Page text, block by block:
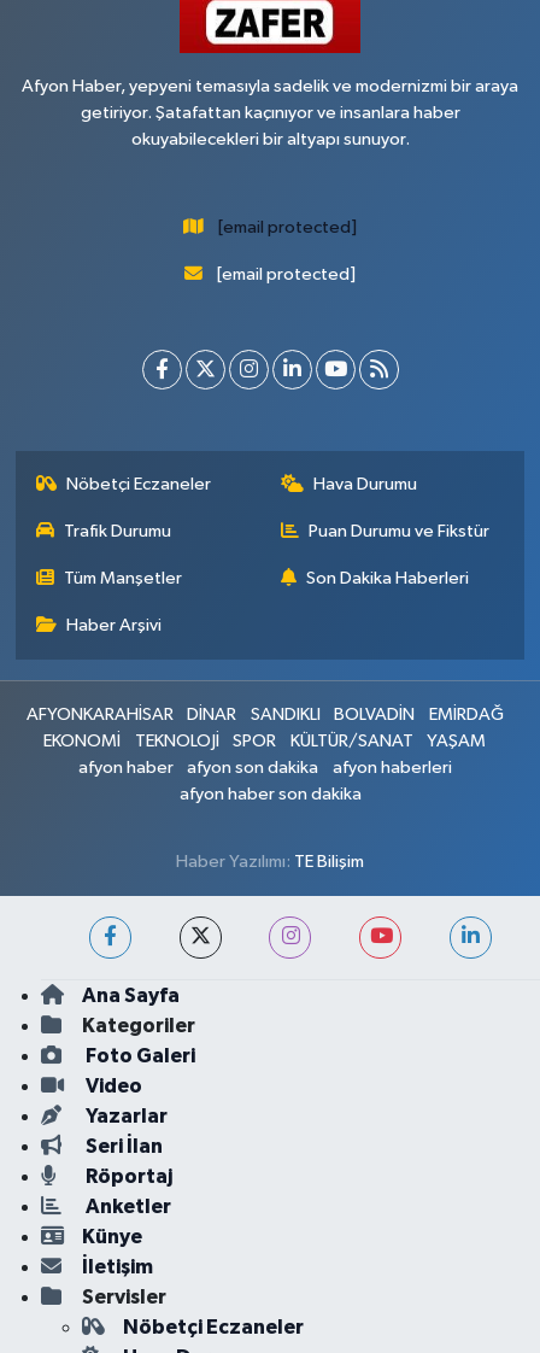
Afyon Haber, yepyeni temasıyla sadelik ve modernizmi bir araya
getiriyor. Şatafattan kaçınıyor ve insanlara haber
okuyabilecekleri bir altyapı sunuyor.
[email protected]
[email protected]
Nöbetçi Eczaneler Hava Durumu
Trafik Durumu Puan Durumu ve Fikstür
Tüm Manşetler Son Dakika Haberleri
Haber Arşivi
AFYONKARAHİSAR DİNAR SANDIKLI BOLVADİN
EMİRDAĞ
EKONOMİ
TEKNOLOJİ SPOR KÜLTÜR/SANAT
YAŞAM
afyon haber
afyon son dakika
afyon haberleri
afyon haber son dakika
Haber Yazılımı: TE Bilişim
Ana Sayfa
Kategoriler
Foto Galeri
Video
Yazarlar
Seri İlan
Röportaj
Anketler
Künye
İletişim
Servisler
Nöbetçi Eczaneler